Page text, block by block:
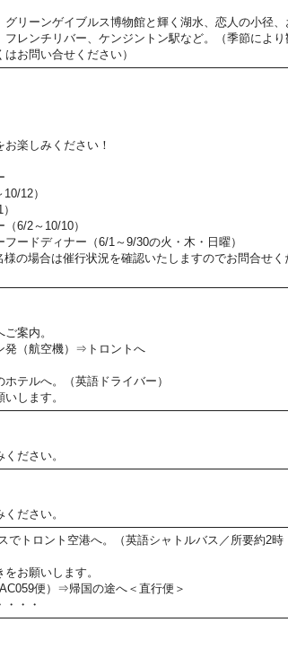
グリーンゲイブルス博物館と輝く湖水、恋人の小径、
レンチリバー、ケンジントン駅など。（季節により
お問い合せください）
楽しみください！
12）
6/2～10/10）
ードディナー（6/1～9/30の火・木・日曜）
の場合は催行状況を確認いたしますのでお問合せく
案内。
発（航空機）⇒トロントへ
テルへ。（英語ドライバー）
します。
ださい。
ださい。
でトロント空港へ。（英語シャトルバス／所要約2時
お願いします。
便）⇒帰国の途へ＜直行便＞
・・